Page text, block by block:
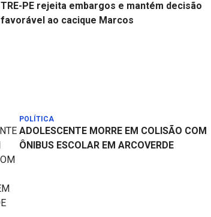
TRE-PE rejeita embargos e mantém decisão
favorável ao cacique Marcos
POLÍTICA
ADOLESCENTE MORRE EM COLISÃO COM
ÔNIBUS ESCOLAR EM ARCOVERDE